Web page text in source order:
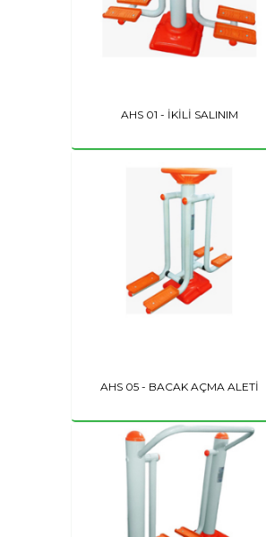
AHS 01 - İKİLİ SALINIM
AHS 05 - BACAK AÇMA ALETİ